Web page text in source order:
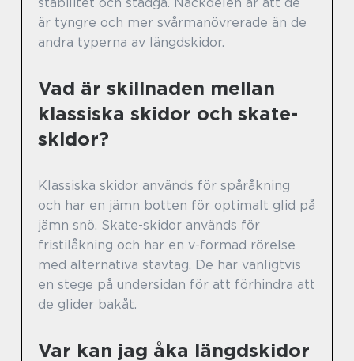
är tyngre och mer svårmanövrerade än de
andra typerna av längdskidor.
Vad är skillnaden mellan
klassiska skidor och skate-
skidor?
Klassiska skidor används för spåråkning
och har en jämn botten för optimalt glid på
jämn snö. Skate-skidor används för
fristilåkning och har en v-formad rörelse
med alternativa stavtag. De har vanligtvis
en stege på undersidan för att förhindra att
de glider bakåt.
Var kan jag åka längdskidor